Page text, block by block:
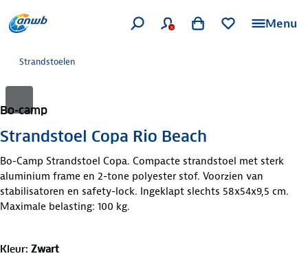
Menu
Strandstoelen
Bo-camp
Strandstoel Copa Rio Beach
Bo-Camp Strandstoel Copa. Compacte strandstoel met sterk
aluminium frame en 2-tone polyester stof. Voorzien van
stabilisatoren en safety-lock. Ingeklapt slechts 58x54x9,5 cm.
Maximale belasting: 100 kg.
Kleur: Zwart